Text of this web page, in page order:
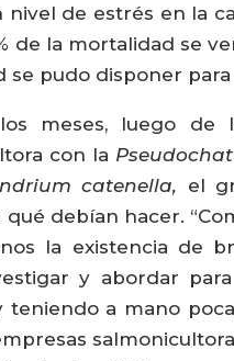
nivel de estrés en la
de la mortalidad se
se pudo disponer
meses, luego de
con la
catenella, el
qué debían hacer.
la existencia de
y abordar
teniendo a mano